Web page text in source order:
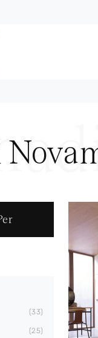
33
25